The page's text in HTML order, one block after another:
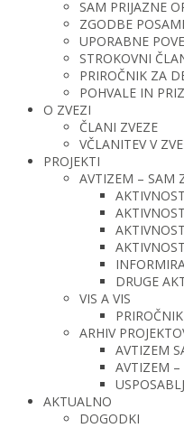
SAM PRIJAZNE
ZGODBE
UPORABNE
STROKOVNI
PRIROČNIK ZA
POHVALE IN
O ZVEZI
ČLANI ZVEZE
VČLANITEV V
PROJEKTI
AVTIZEM – SAM
DRUGE
VIS A VIS
ARHIV
AVTIZEM
AVTIZEM
AKTUALNO
DOGODKI